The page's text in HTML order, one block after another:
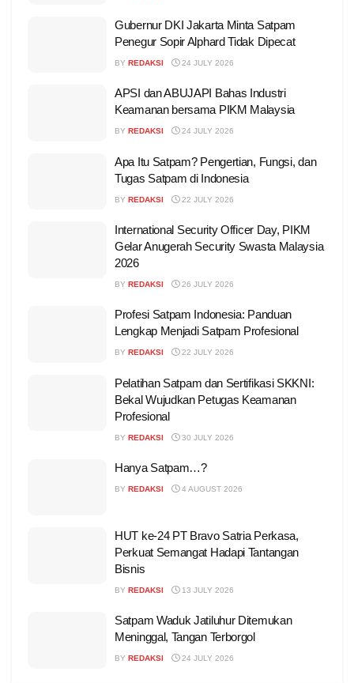
Gubernur DKI Jakarta Minta Satpam
Penegur Sopir Alphard Tidak Dipecat
BY REDAKSI 24 JULY 2026
APSI dan ABUJAPI Bahas Industri
Keamanan bersama PIKM Malaysia
BY REDAKSI 24 JULY 2026
Apa Itu Satpam? Pengertian, Fungsi, dan
Tugas Satpam di Indonesia
BY REDAKSI 22 JULY 2026
International Security Officer Day, PIKM
Gelar Anugerah Security Swasta Malaysia
2026
BY REDAKSI 26 JULY 2026
Profesi Satpam Indonesia: Panduan
Lengkap Menjadi Satpam Profesional
BY REDAKSI 22 JULY 2026
Pelatihan Satpam dan Sertifikasi SKKNI:
Bekal Wujudkan Petugas Keamanan
Profesional
BY REDAKSI 30 JULY 2026
Hanya Satpam…?
BY REDAKSI 4 AUGUST 2026
HUT ke-24 PT Bravo Satria Perkasa,
Perkuat Semangat Hadapi Tantangan
Bisnis
BY REDAKSI 13 JULY 2026
Satpam Waduk Jatiluhur Ditemukan
Meninggal, Tangan Terborgol
BY REDAKSI 24 JULY 2026